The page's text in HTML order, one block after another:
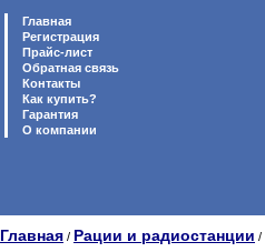
Главная
Регистрация
Прайс-лист
Обратная связь
Контакты
Как купить?
Гарантия
O компании
Главная / Рации и радиостанции /